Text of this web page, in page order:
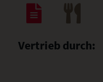
Vertrieb durch: